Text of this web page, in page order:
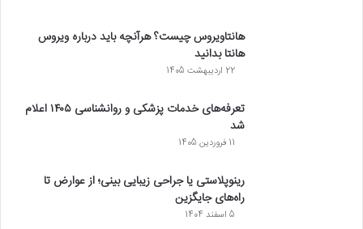
هانتاویروس چیست؟ هرآنچه باید درباره ویروس
هانتا بدانید
22 اردیبهشت 1405
تعرفه‌های خدمات پزشکی و روانشناسی ۱۴۰۵ اعلام
شد
11 فروردین 1405
رینوپلاستی یا جراحی زیبایی بینی؛ از عوارض تا
راه‌های جایگزین
5 اسفند 1404